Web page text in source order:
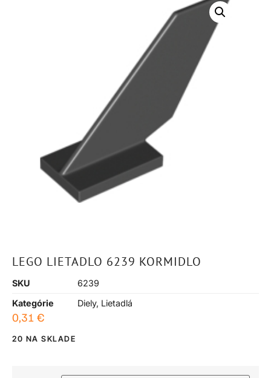
LEGO LIETADLO 6239 KORMIDLO
SKU
6239
Kategórie
Diely, Lietadlá
0,31 €
20 NA SKLADE